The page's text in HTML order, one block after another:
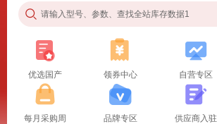
请输入型号、参数、查找全站库存数据1
优选国产 领券中心 自营专区
每月采购周 品牌专区 供应商入驻